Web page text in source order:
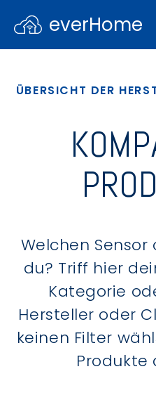
everHome
ÜBERSICHT DER
Welchen
du? Triff hier
Kategorie
Hersteller oder
keinen Filter
Produkte